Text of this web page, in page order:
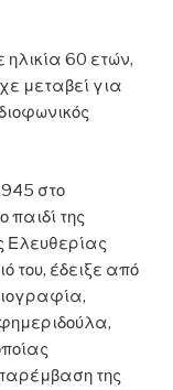
60 ετών,
μεταβεί για
στο
παιδί της
Ελευθερίας
του, έδειξε από
της